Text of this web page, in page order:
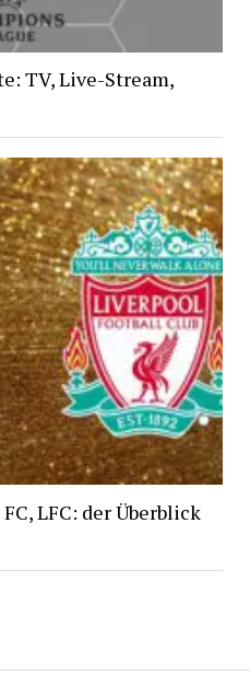
TV, Live-Stream,
LFC: der Überblick